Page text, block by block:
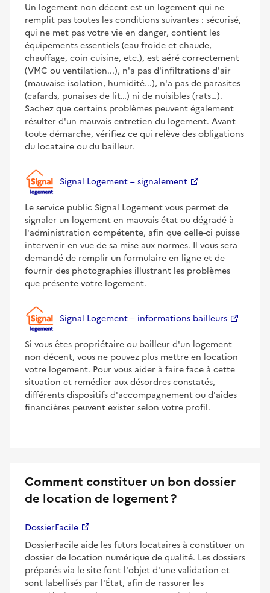
Un logement non décent est un logement qui ne
remplit pas toutes les conditions suivantes : sécurisé,
qui ne met pas votre vie en danger, contient les
équipements essentiels (eau froide et chaude,
chauffage, coin cuisine, etc.), est aéré correctement
(VMC ou ventilation...), n'a pas d'infiltrations d'air
(mauvaise isolation, humidité...), n'a pas de parasites
(cafards, punaises de lit…) ni de nuisibles (rats…).
Sachez que certains problèmes peuvent également
résulter d'un mauvais entretien du logement. Avant
toute démarche, vérifiez ce qui relève des obligations
du locataire ou du bailleur.
Signal Logement – signalement
Le service public Signal Logement vous permet de
signaler un logement en mauvais état ou dégradé à
l'administration compétente, afin que celle-ci puisse
intervenir en vue de sa mise aux normes. Il vous sera
demandé de remplir un formulaire en ligne et de
fournir des photographies illustrant les problèmes
que présente votre logement.
Signal Logement – informations bailleurs
Si vous êtes propriétaire ou bailleur d'un logement
non décent, vous ne pouvez plus mettre en location
votre logement. Pour vous aider à faire face à cette
situation et remédier aux désordres constatés,
différents dispositifs d'accompagnement ou d'aides
financières peuvent exister selon votre profil.
Comment constituer un bon dossier
de location de logement ?
DossierFacile
DossierFacile aide les futurs locataires à constituer un
dossier de location numérique de qualité. Les dossiers
préparés via le site font l'objet d'une validation et
sont labellisés par l'État, afin de rassurer les